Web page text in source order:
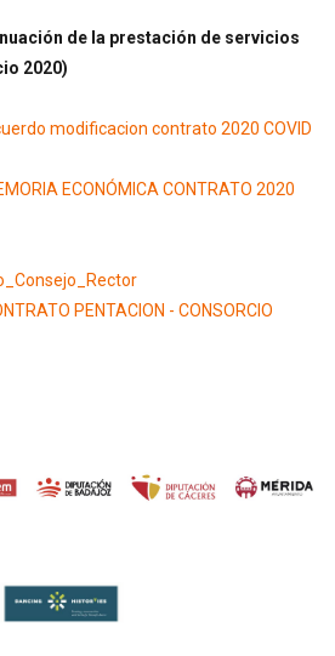
de la prestación de servicios
2020)
modificacion contrato 2020 COVID
ECONÓMICA CONTRATO 2020
PENTACION - CONSORCIO